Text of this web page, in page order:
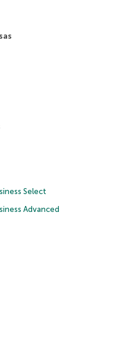
Select
Advanced